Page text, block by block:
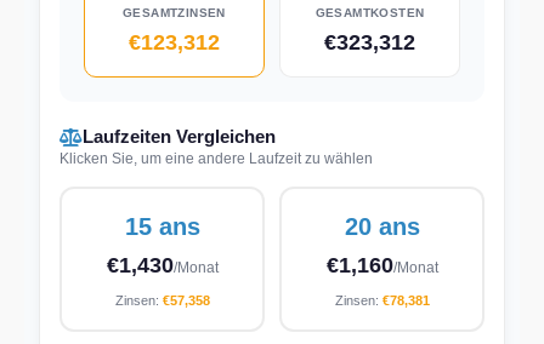
GESAMTZINSEN
€123,312
GESAMTKOSTEN
€323,312
Laufzeiten Vergleichen
Klicken Sie, um eine andere Laufzeit zu wählen
15 ans
€1,430/Monat
Zinsen: €57,358
20 ans
€1,160/Monat
Zinsen: €78,381